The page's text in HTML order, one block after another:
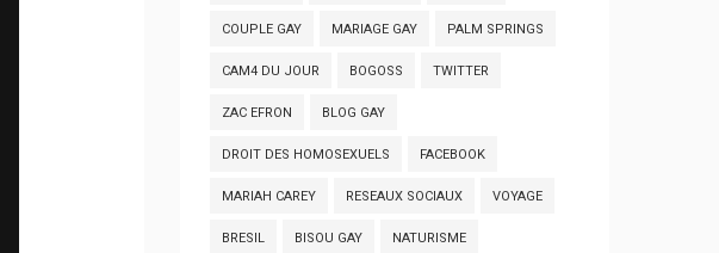
COUPLE GAY MARIAGE GAY PALM SPRINGS
CAM4 DU JOUR BOGOSS TWITTER
ZAC EFRON BLOG GAY
DROIT DES HOMOSEXUELS FACEBOOK
MARIAH CAREY RESEAUX SOCIAUX VOYAGE
BRESIL BISOU GAY NATURISME